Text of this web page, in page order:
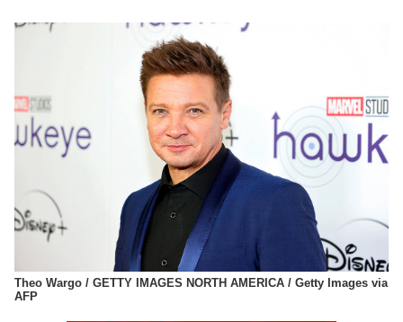
Theo Wargo / GETTY IMAGES NORTH AMERICA / Getty Images via
AFP